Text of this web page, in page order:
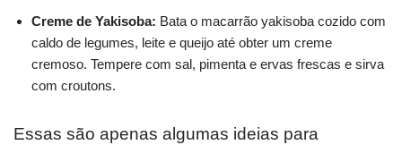
Creme de Yakisoba: Bata o macarrão yakisoba cozido com
caldo de legumes, leite e queijo até obter um creme
cremoso. Tempere com sal, pimenta e ervas frescas e sirva
com croutons.
Essas são apenas algumas ideias para